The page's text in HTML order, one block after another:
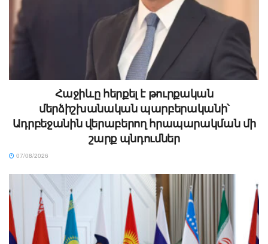
Հաջիևը հերքել է թուրքական
մերձիշխանական պարբերականի՝
Ադրբեջանին վերաբերող հրապարակման մի
շարք պնդումներ
07/08/2026